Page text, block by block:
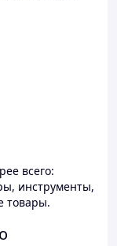
всего:
инструменты,
товары.